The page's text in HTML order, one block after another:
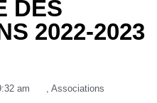
DES
2022-2023
am , Associations